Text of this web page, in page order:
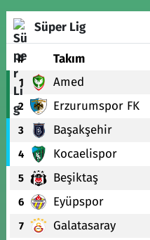
Süper Lig
# Takım
1 Amed
2 Erzurumspor FK
3 Başakşehir
4 Kocaelispor
5 Beşiktaş
6 Eyüpspor
7 Galatasaray